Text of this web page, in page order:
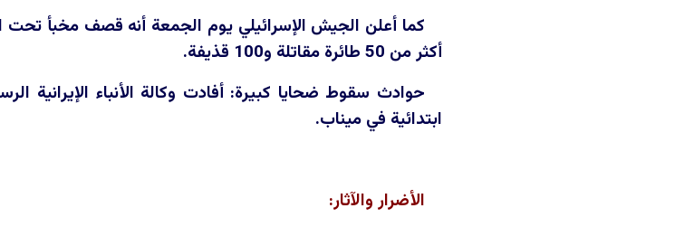
كما أعلن الجيش الإسرائيلي يوم الجمعة أنه قصف مخبأ تحت
أكثر من 50 طائرة مقاتلة و100 قذيفة.
ابتدائية في ميناب.
الأضرار والآثار: